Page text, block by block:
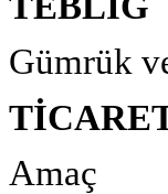
Gümrük
Amaç